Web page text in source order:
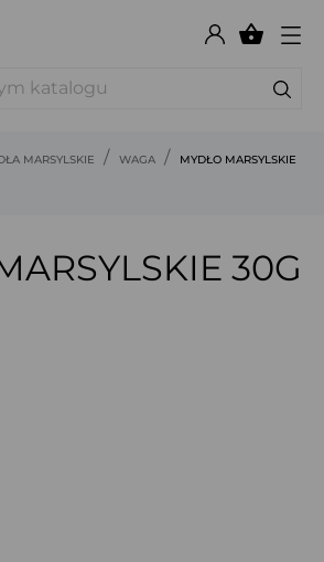

MARSYLSKIE WAGA
MYDŁO MARSYLSKIE
30G